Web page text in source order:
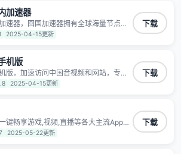
应用及网络加速
加速器
速器，回国加速器拥有全球海量节点覆
不卡顿超稳定，专为海外华人和留学生
华人免除地域限制，随时高速稳定低延
2025-04-15更新
下载
机版
版，加速访问中国音视频和网站，专业
你加速访问优酷、bilibili、腾讯视频、爱
服游戏，例如原神、阴阳师、和平精
帕弥什、sky光·遇、另一个伊甸园等国
加速器致力于帮助海外华人和留学生、
提供最好的回国游戏和音乐视频加速服
或港澳台地区流畅加速国服游戏和音视
2025-04-15更新
下载
键畅享游戏,视频,直播等各大主流App应
不卡顿。人在海外听歌,玩国服游戏 简
2025-05-22更新
下载